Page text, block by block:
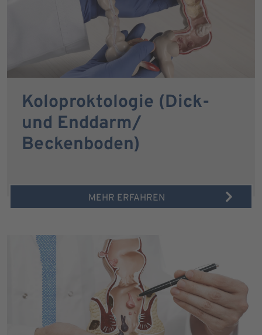
Koloproktologie (Dick-
und Enddarm/
Beckenboden)
MEHR ERFAHREN